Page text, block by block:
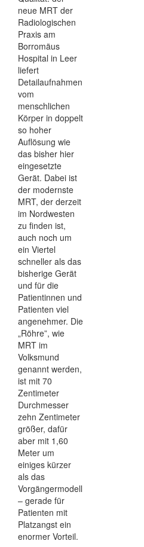
neue MRT der
Radiologischen
Praxis am
Borromäus
Hospital in Leer
liefert
Detailaufnahmen
vom
menschlichen
Körper in doppelt
so hoher
Auflösung wie
das bisher hier
eingesetzte
Gerät. Dabei ist
der modernste
MRT, der derzeit
im Nordwesten
zu finden ist,
auch noch um
ein Viertel
schneller als das
bisherige Gerät
und für die
Patientinnen und
Patienten viel
angenehmer. Die
„Röhre”, wie
MRT im
Volksmund
genannt werden,
ist mit 70
Zentimeter
Durchmesser
zehn Zentimeter
größer, dafür
aber mit 1,60
Meter um
einiges kürzer
als das
Vorgängermodell
– gerade für
Patienten mit
Platzangst ein
enormer Vorteil.